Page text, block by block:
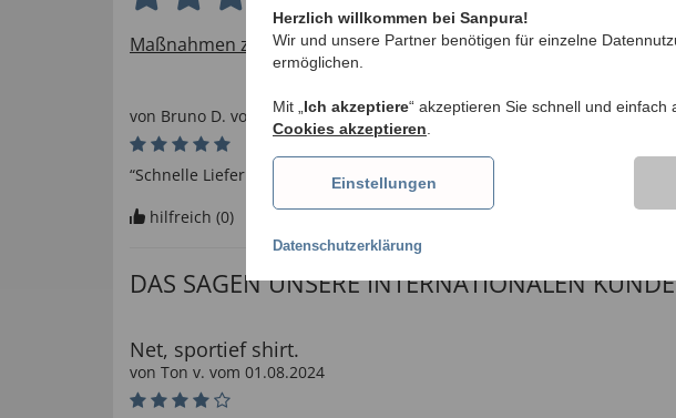
Maßnahmen zur Verifizierung von Bewertungen >>
von Bruno D. vom 09.08.2024
“Schnelle Lieferung und tolle Qualität”
hilfreich (0) nicht hilfreich (0)
DAS SAGEN UNSERE INTERNATIONALEN
Net, sportief shirt.
von Ton v. vom 01.08.2024
Herzlich willkommen bei Sanpura!
Wir und unsere Partner benötigen für einzelne
ermöglichen.
Mit „ Ich akzeptiere“ akzeptieren Sie schnell und
Cookies akzeptieren
Einstellungen
Datenschutzerklärung